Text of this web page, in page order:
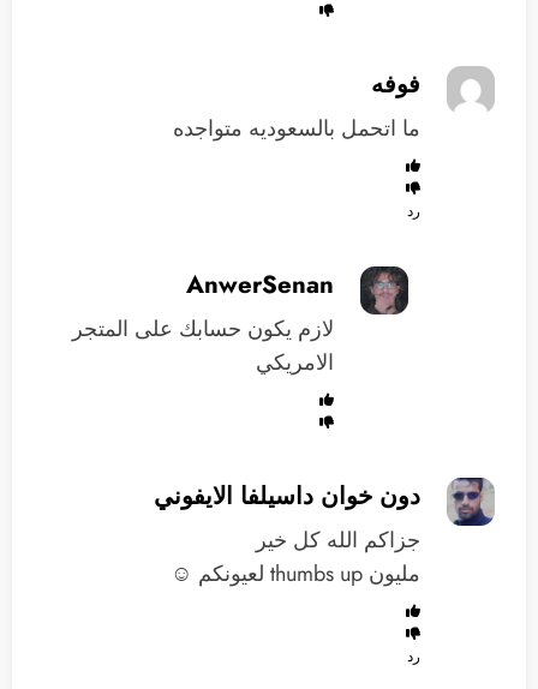
فوفه
ما اتحمل بالسعوديه متواجده
رد
AnwerSenan
لازم يكون حسابك على المتجر
الامريكي
دون خوان داسيلفا الايفوني
جزاكم الله كل خير
مليون thumbs up لعيونكم ☺️
رد